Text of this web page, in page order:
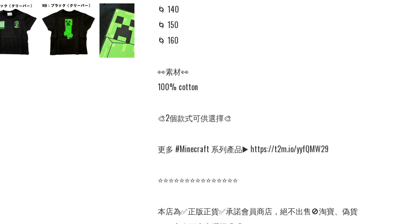
🌀 140
🌀 150
🌀 160
👀素材👀
100% cotton
🎨2個款式可供選擇🎨
更多 #Minecraft 系列產品▶️ https://t2m.io/yyfQMW29
⭐⭐⭐⭐⭐⭐⭐⭐⭐⭐⭐⭐⭐⭐⭐
本店為✅正版正貨✅承諾會員商店，絕不出售🚫淘寶、偽貨